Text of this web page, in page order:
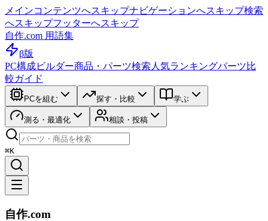
メインコンテンツへスキップナビゲーションへスキップ検索
へスキップフッターへスキップ
自作.com 用語集
β版
PC構成ビルダー商品・パーツ検索 人気ランキングパーツ比
較ガイド
PCを組む 探す・比較 学ぶ
測る・最適化 相談・投稿
⌘K
自作.com